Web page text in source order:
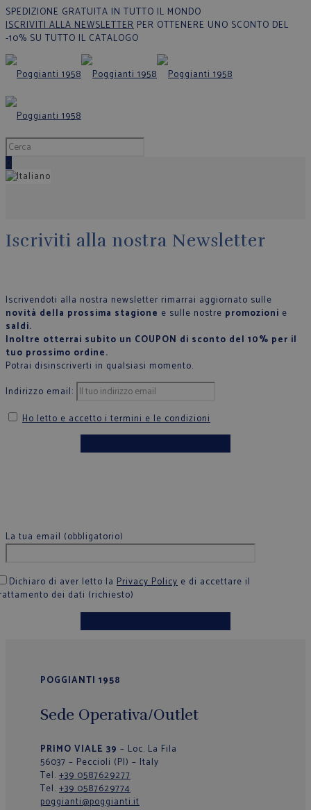
SPEDIZIONE GRATUITA IN TUTTO IL MONDO
ISCRIVITI ALLA NEWSLETTER PER OTTENERE UNO SCONTO DEL
-10% SU TUTTO IL CATALOGO
0
Iscriviti alla nostra Newsletter
Iscrivendoti alla nostra newsletter rimarrai aggiornato sulle
novità della prossima stagione e sulle nostre promozioni e
saldi.
Inoltre otterrai subito un COUPON di sconto del 10% per il
tuo prossimo ordine.
Potrai disinscriverti in qualsiasi momento.
Indirizzo email:
Ho letto e accetto i termini e le condizioni
La tua email (obbligatorio)
Dichiaro di aver letto la Privacy Policy e di accettare il
dei dati (richiesto)
POGGIANTI 1958
Sede Operativa/Outlet
PRIMO VIALE 39 – Loc. La Fila
56037 – Peccioli (PI) – Italy
Tel. +39 0587629277
Tel. +39 0587629774
poggianti@poggianti.it